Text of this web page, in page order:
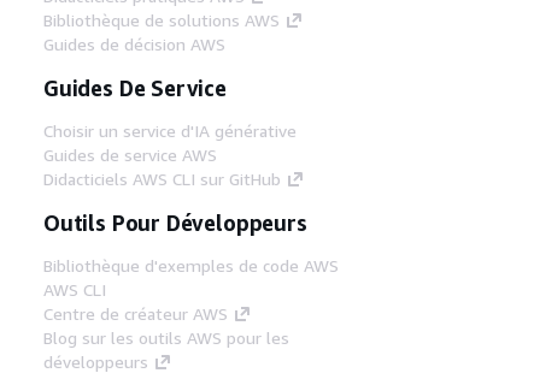
Bibliothèque de solutions AWS
Guides de décision AWS
Guides De Service
Choisir un service d'IA générative
Guides de service AWS
Didacticiels AWS CLI sur GitHub
Outils Pour Développeurs
Bibliothèque d'exemples de code AWS
AWS CLI
Centre de créateur AWS
Blog sur les outils AWS pour les
développeurs